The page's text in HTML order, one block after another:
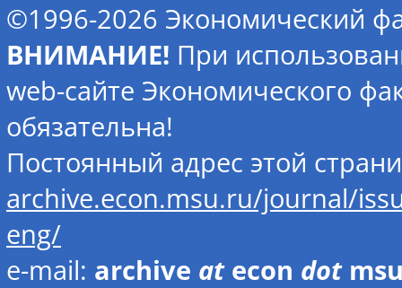
©1996-2026 Экономический
ВНИМАНИЕ! При
web-сайте Экономического
обязательна!
Постоянный адрес этой
archive.econ.msu.ru/journal/
eng/
e-mail: archive atecon dot